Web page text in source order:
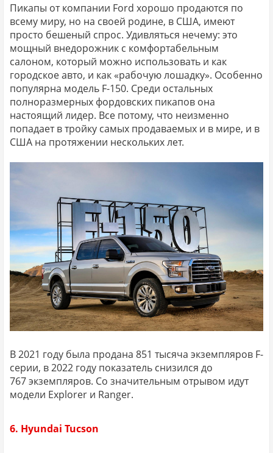
Пикапы от компании Ford хорошо продаются по
всему миру, но на своей родине, в США, имеют
просто бешеный спрос. Удивляться нечему: это
мощный внедорожник с комфортабельным
салоном, который можно использовать и как
городское авто, и как «рабочую лошадку». Особенно
популярна модель F-150. Среди остальных
полноразмерных фордовских пикапов она
настоящий лидер. Все потому, что неизменно
попадает в тройку самых продаваемых и в мире, и в
США на протяжении нескольких лет.
В 2021 году была продана 851 тысяча экземпляров F-
серии, в 2022 году показатель снизился до
767 экземпляров. Со значительным отрывом идут
модели Explorer и Ranger.
6. Hyundai Tucson